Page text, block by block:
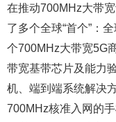
在推动700MHz大带
了多个全球“首个”：
个700MHz大带宽5G
带宽基带芯片及能力
机、端到端系统解决
700MHz核准入网的